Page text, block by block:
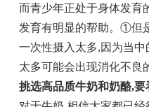
而青少年正处于身体发育
发育有明显的帮助。①但
一次性摄入太多,因为当
太多可能会出现消化不良
挑选高品质牛奶和奶酪,要